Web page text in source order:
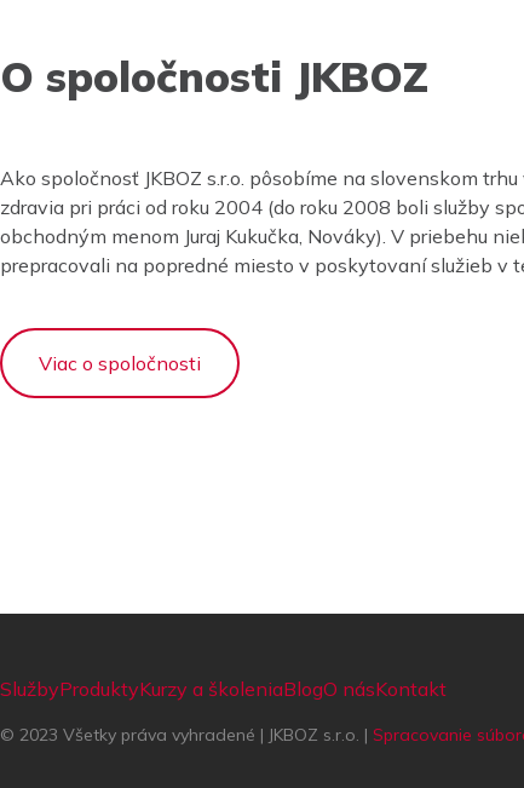
O spoločnosti JKBOZ
Ako spoločnosť JKBOZ s.r.o. pôsobíme na slovenskom
zdravia pri práci od roku 2004 (do roku 2008 boli služby
obchodným menom Juraj Kukučka, Nováky). V priebehu
prepracovali na popredné miesto v poskytovaní služieb v
Viac o spoločnosti
SlužbyProduktyKurzy a školeniaBlogO násKontakt
© 2023 Všetky práva vyhradené | JKBOZ s.r.o. | Spracovanie